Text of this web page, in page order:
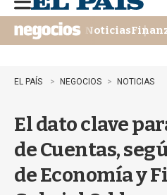
n
u
Noticias
EL PAÍS NEGOCIOS NOTICIAS
El dato clave
de Cuentas,
de Economía y